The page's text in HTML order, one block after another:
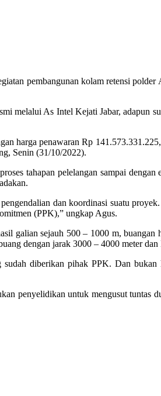
pembangunan kolam retensi
melalui As Intel Kejati Jabar, adapun
harga penawaran Rp
Senin (31/10/2022).
tahapan pelelangan sampai
dan koordinasi suatu
(PPK),” ungkap Agus.
galian sejauh 500 – 1000 m,
dengan jarak 3000 – 4000 meter
diberikan pihak PPK. Dan bukan
penyelidikan untuk mengusut tuntas